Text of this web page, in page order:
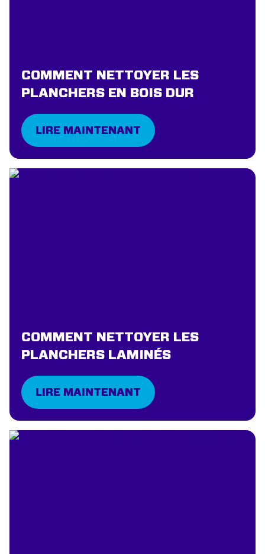
COMMENT NETTOYER LES
PLANCHERS EN BOIS DUR
LIRE MAINTENANT
COMMENT NETTOYER LES
PLANCHERS LAMINÉS
LIRE MAINTENANT